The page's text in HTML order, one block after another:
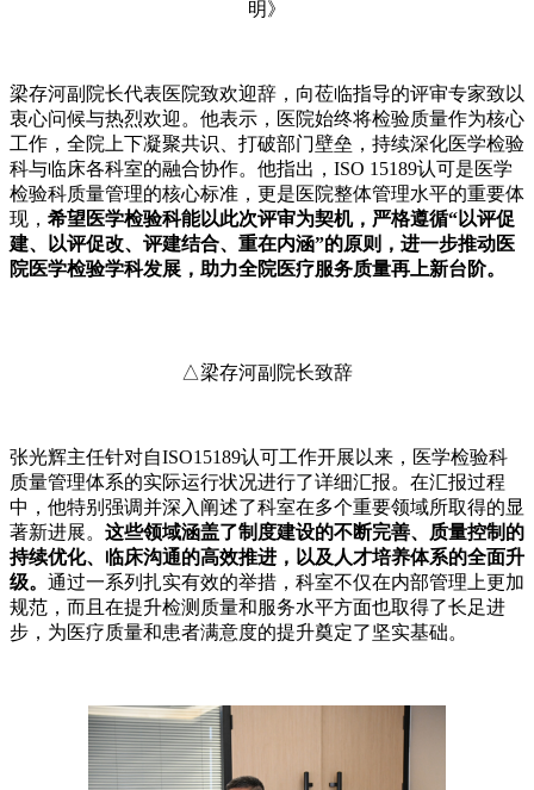
明》
梁存河副院长代表医院致欢迎辞，向莅临指导的评审专家致以
衷心问候与热烈欢迎。他表示，医院始终将检验质量作为核心
工作，全院上下凝聚共识、打破部门壁垒，持续深化医学检验
科与临床各科室的融合协作。他指出，ISO 15189认可是医学
检验科质量管理的核心标准，更是医院整体管理水平的重要体
现， 希望医学检验科能以此次评审为契机，严格遵循“以评促
建、以评促改、评建结合、重在内涵”的原则，进一步推动医
院医学检验学科发展，助力全院医疗服务质量再上新台阶。
△梁存河副院长致辞
张光辉主任针对自ISO15189认可工作开展以来，医学检验科
质量管理体系的实际运行状况进行了详细汇报。在汇报过程
中，他特别强调并深入阐述了科室在多个重要领域所取得的显
著新进展。 这些领域涵盖了制度建设的不断完善、质量控制的
持续优化、临床沟通的高效推进，以及人才培养体系的全面升
级。 通过一系列扎实有效的举措，科室不仅在内部管理上更加
规范，而且在提升检测质量和服务水平方面也取得了长足进
步，为医疗质量和患者满意度的提升奠定了坚实基础。